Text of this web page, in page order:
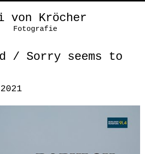
von Kröcher
Fotografie
/ Sorry seems to